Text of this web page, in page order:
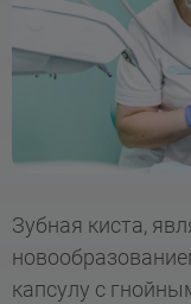
Зубная киста,
капсулу с